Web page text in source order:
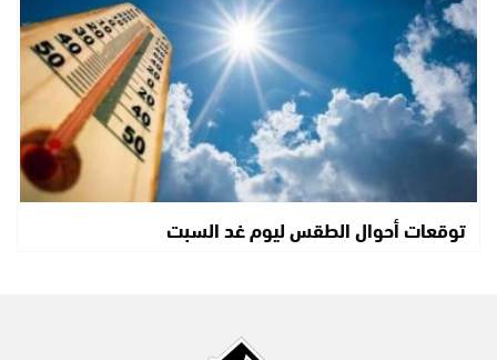
توقعات أحوال الطقس ليوم غد السبت